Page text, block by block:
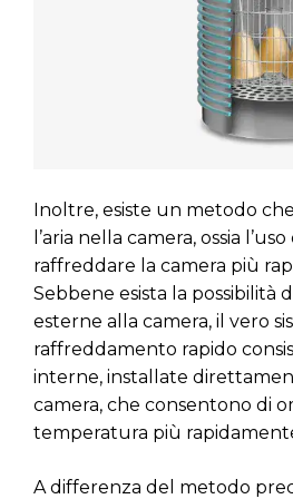
Inoltre, esiste un metodo
l’aria nella camera, ossia
raffreddare la camera più
Sebbene esista la possibilità
esterne alla camera, il vero
raffreddamento rapido
interne, installate
camera, che consentono di
temperatura più
A differenza del metodo